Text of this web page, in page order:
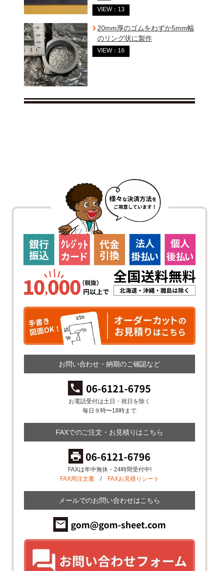
VIEW：13
20mm厚のゴムをわずか5mm幅
のリング状に製作
VIEW：16
お問い合わせ・納期のご確認など
お電話受付は土日・祝日を除く
毎日９時〜18時まで
FAXでのご注文・お見積りはこちら
FAXは年中無休・24時間受付中!
FAX用注文書/ FAXお見積りシート
メールでのお問い合わせはこちら